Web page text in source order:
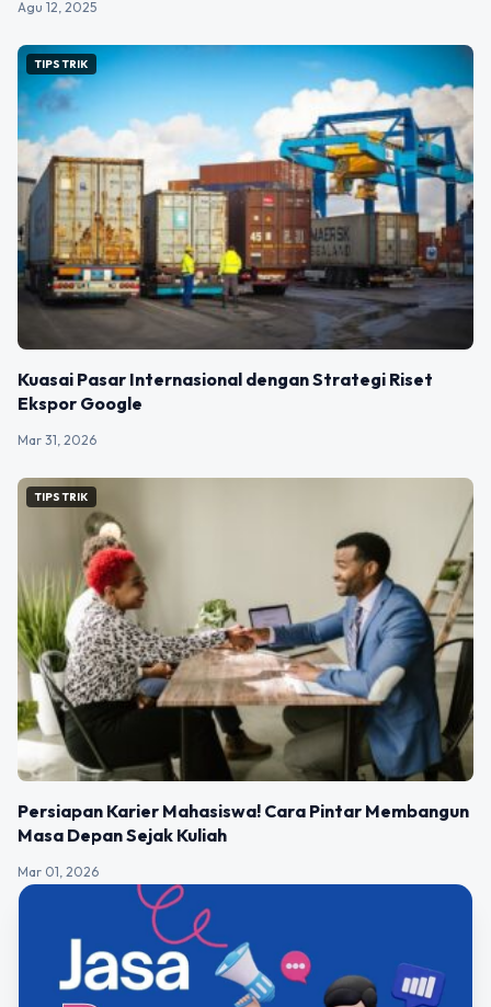
Agu 12, 2025
TIPS TRIK
Kuasai Pasar Internasional dengan Strategi Riset
Ekspor Google
Mar 31, 2026
TIPS TRIK
Persiapan Karier Mahasiswa! Cara Pintar Membangun
Masa Depan Sejak Kuliah
Mar 01, 2026